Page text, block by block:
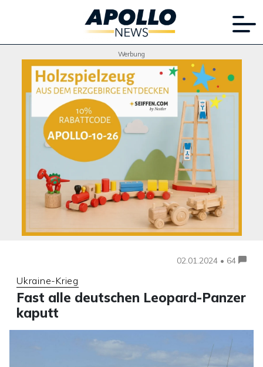
Werbung
02.01.2024 • 64
Ukraine-Krieg
Fast alle deutschen Leopard-Panzer
kaputt